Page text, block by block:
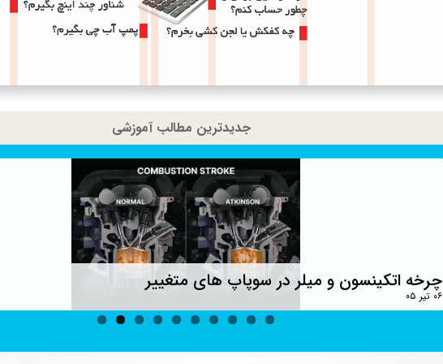
جدیدترین مطالب آموزشی
چرخه اتکینسون و میلر در سوپاپ های متغییر
۰۶ تیر ۰۵